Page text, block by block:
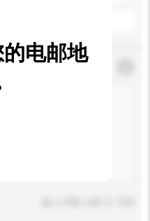
* 必须填写
电邮地